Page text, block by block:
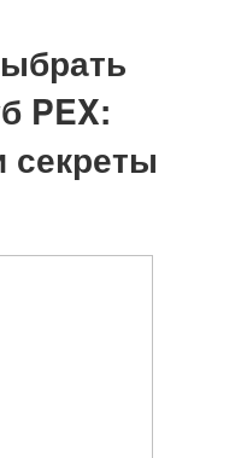
PEX:
секреты